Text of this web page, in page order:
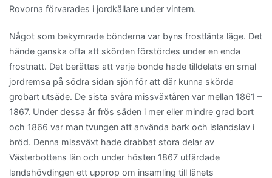
Rovorna förvarades i jordkällare under vintern.
Något som bekymrade bönderna var byns frostlänta läge. Det
hände ganska ofta att skörden förstördes under en enda
frostnatt. Det berättas att varje bonde hade tilldelats en smal
jordremsa på södra sidan sjön för att där kunna skörda
grobart utsäde. De sista svåra missväxtåren var mellan 1861 –
1867. Under dessa år frös säden i mer eller mindre grad bort
och 1866 var man tvungen att använda bark och islandslav i
bröd. Denna missväxt hade drabbat stora delar av
Västerbottens län och under hösten 1867 utfärdade
landshövdingen ett upprop om insamling till länets